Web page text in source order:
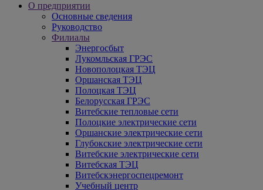
О предприятии
Основные сведения
Руководство
Филиалы
Энергосбыт
Лукомльская ГРЭС
Новополоцкая ТЭЦ
Оршанская ТЭЦ
Полоцкая ТЭЦ
Белорусская ГРЭС
Витебские тепловые сети
Полоцкие электрические сети
Оршанские электрические сети
Глубокские электрические сети
Витебские электрические сети
Витебская ТЭЦ
Витебскэнергоспецремонт
Учебный центр